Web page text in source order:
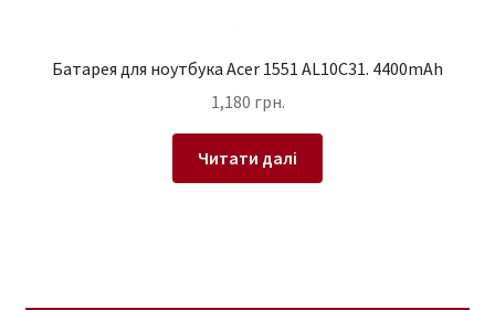
Батарея для ноутбука Acer 1551 AL10C31. 4400mAh
1,180 грн.
Читати далі